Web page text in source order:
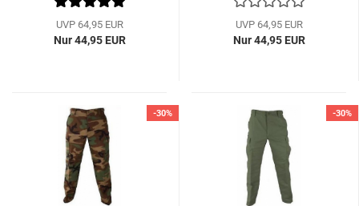
UVP 64,95 EUR
Nur 44,95 EUR
UVP 64,95 EUR
Nur 44,95 EUR
-30% -30%